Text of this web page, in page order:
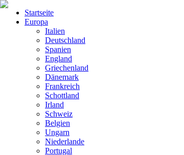
Startseite
Europa
Italien
Deutschland
Spanien
England
Griechenland
Dänemark
Frankreich
Schottland
Irland
Schweiz
Belgien
Ungarn
Niederlande
Portugal